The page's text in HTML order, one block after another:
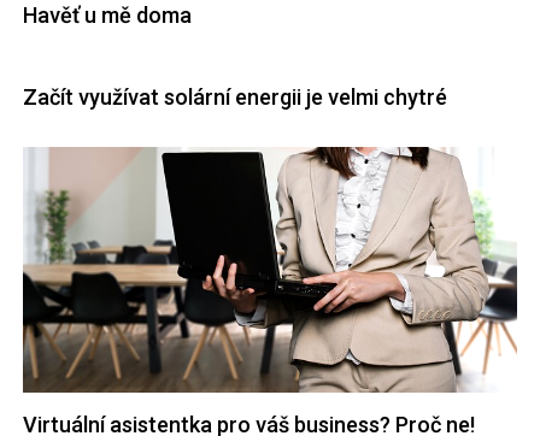
Havěť u mě doma
Začít využívat solární energii je velmi chytré
Virtuální asistentka pro váš business? Proč ne!